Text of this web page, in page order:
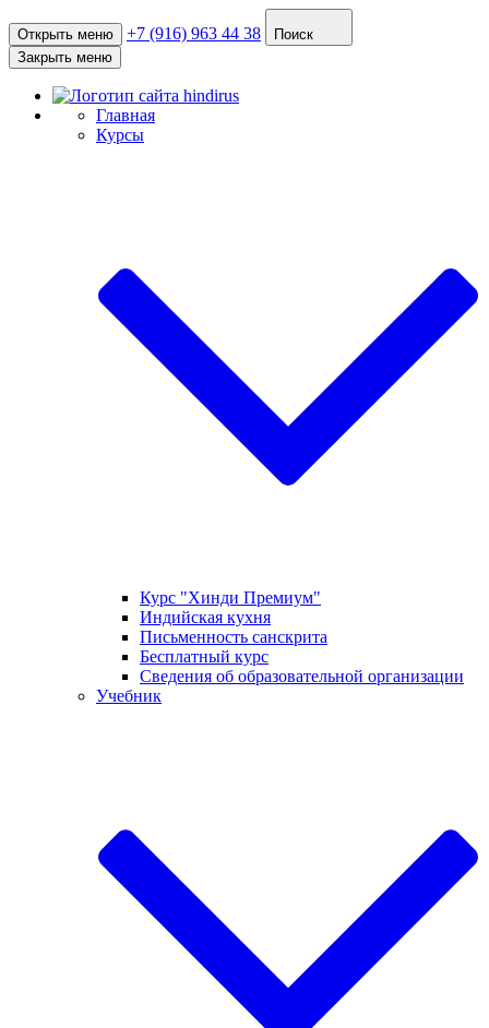
Открыть меню +7 (916) 963 44 38
Поиск
Закрыть меню
Главная
Курсы
Курс "Хинди Премиум"
Индийская кухня
Письменность санскрита
Бесплатный курс
Сведения об образовательной организации
Учебник